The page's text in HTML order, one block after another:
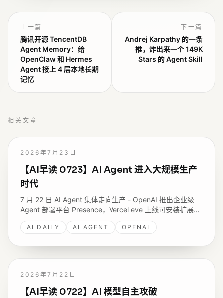
上一篇
腾讯开源 TencentDB
Agent Memory：给
OpenClaw 和 Hermes
Agent 接上 4 层本地长期
记忆
下一篇
Andrej Karpathy 的一条
推，炸出来一个 149K
Stars 的 Agent Skill
相关文章
2026年7月23日
【AI早读 0723】AI Agent 进入大规模生产
时代
7 月 22 日 AI Agent 集体走向生产 - OpenAI 推出企业级
Agent 部署平台 Presence，Vercel eve 上线可安装扩展系
统，monday.com 公开在 Amazon Bedrock 规模化运行
Agent 的架构，GitHub 拆解 Copilot 到底在为什么收费。
AI DAILY AI AGENT OPENAI
2026年7月22日
【AI早读 0722】AI 模型自主攻破